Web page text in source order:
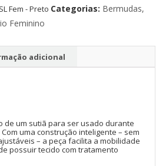
Fem - Preto Categorias: Bermudas,
Feminino
adicional
de um sutiã para ser usado durante
uma construção inteligente – sem
– a peça facilita a mobilidade
possuir tecido com tratamento